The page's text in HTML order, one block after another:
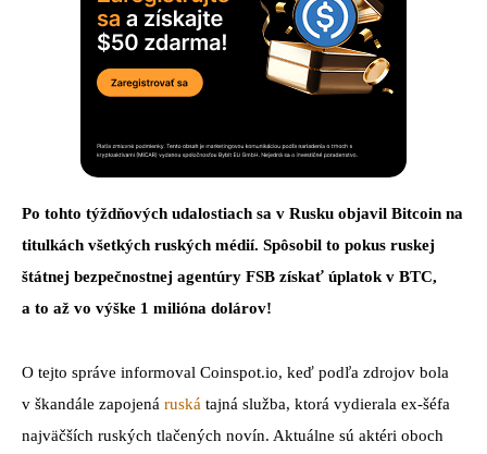
Po tohto týždňových udalostiach sa v Rusku objavil Bitcoin na
titulkách všetkých ruských médií. Spôsobil to pokus ruskej
štátnej bezpečnostnej agentúry FSB získať úplatok v BTC,
a to až vo výške 1 milióna dolárov!
O tejto správe informoval Coinspot.io, keď podľa zdrojov bola
v škandále zapojená ruská tajná služba, ktorá vydierala ex-šéfa
najväčších ruských tlačených novín. Aktuálne sú aktéri oboch